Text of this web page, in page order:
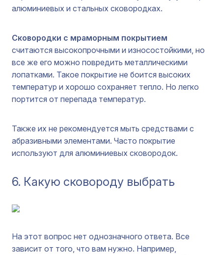
алюминиевых и стальных сковородках.
Сковородки с мраморным покрытием
считаются высокопрочными и износостойкими, но
все же его можно повредить металлическими
лопатками. Такое покрытие не боится высоких
температур и хорошо сохраняет тепло. Но легко
портится от перепада температур.
Также их не рекомендуется мыть средствами с
абразивными элементами. Часто покрытие
используют для алюминиевых сковородок.
6. Какую сковороду выбрать
На этот вопрос нет однозначного ответа. Все
зависит от того, что вам нужно. Например,